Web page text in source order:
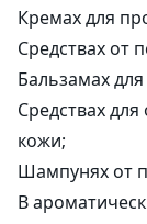
Кремах для
Средствах от
Бальзамах
Средствах
кожи;
Шампунях от
В